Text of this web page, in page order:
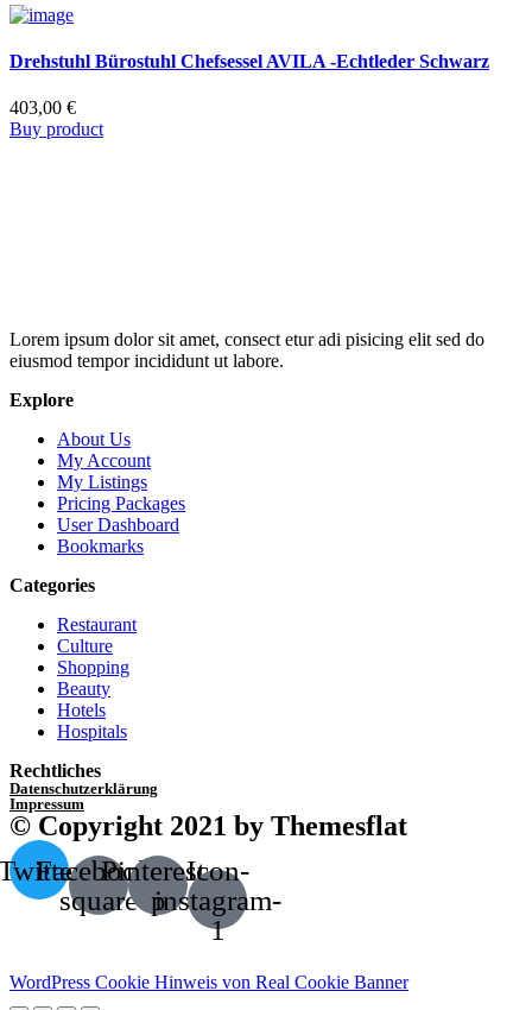
Drehstuhl Bürostuhl Chefsessel AVILA -Echtleder Schwarz
403,00 €
Buy product
Lorem ipsum dolor sit amet, consect etur adi pisicing elit sed do
eiusmod tempor incididunt ut labore.
Explore
About Us
My Account
My Listings
Pricing Packages
User Dashboard
Bookmarks
Categories
Restaurant
Culture
Shopping
Beauty
Hotels
Hospitals
Rechtliches
Datenschutzerklärung
Impressum
© Copyright 2021 by Themesflat
Facebook-
square
Pinterest-
p
Icon-
instagram-
1
WordPress Cookie Hinweis von Real Cookie Banner